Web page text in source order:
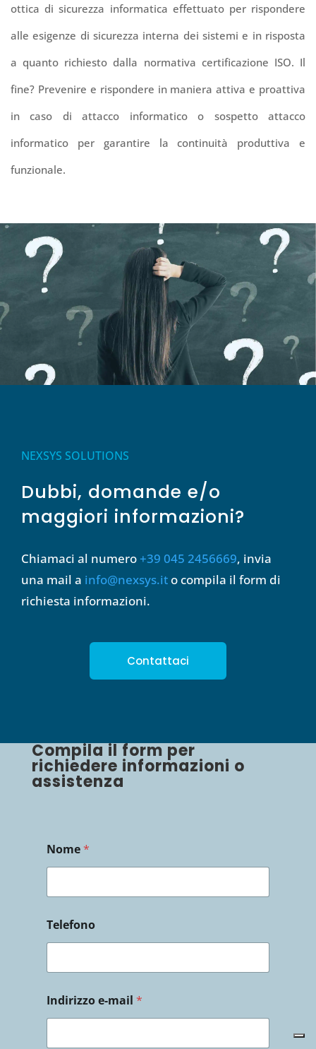
ottica di sicurezza informatica effettuato per rispondere
alle esigenze di sicurezza interna dei sistemi e in risposta
a quanto richiesto dalla normativa certificazione ISO. Il
fine? Prevenire e rispondere in maniera attiva e proattiva
in caso di attacco informatico o sospetto attacco
informatico per garantire la continuità produttiva e
funzionale.
NEXSYS SOLUTIONS
Dubbi, domande e/o
maggiori informazioni?
Chiamaci al numero +39 045 2456669, invia
una mail a info@nexsys.it o compila il form di
richiesta informazioni.
Contattaci
Compila il form per
richiedere informazioni o
assistenza
Nome *
l
I
d
c
a
r
Telefono
Indirizzo e-mail *